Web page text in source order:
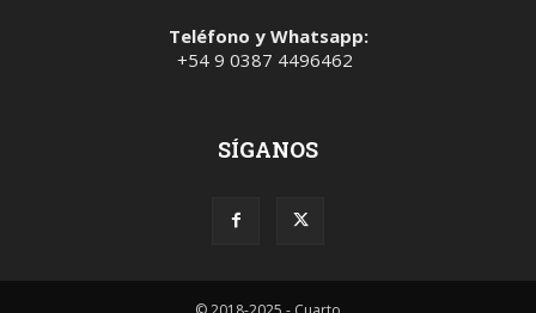
Teléfono y Whatsapp:
+54 9 0387 4496462
SÍGANOS